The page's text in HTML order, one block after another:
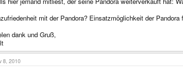
mit der Pandora? Einsatzmöglichkeit der
dank und Gruß,
8, 2010